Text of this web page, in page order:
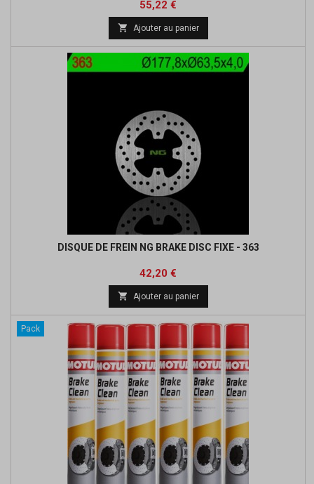
Prix
55,22 €
base
 Ajouter au panier
DISQUE DE FREIN NG BRAKE DISC FIXE - 363
Prix
42,20 €
base
 Ajouter au panier
Pack